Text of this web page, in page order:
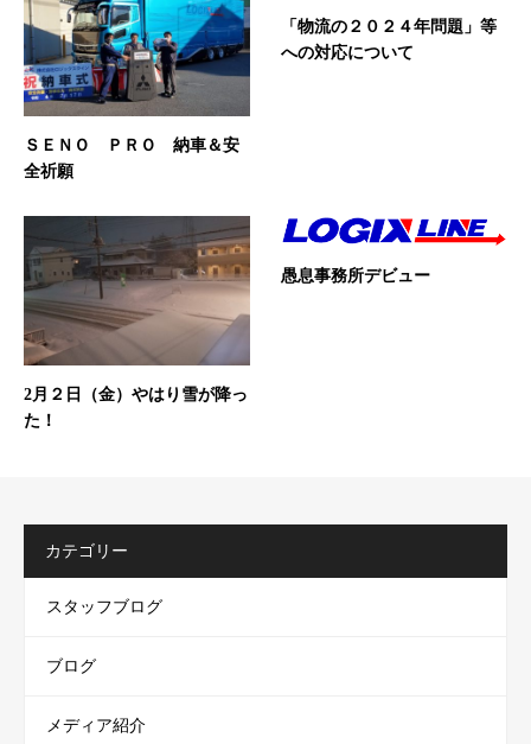
ＳＥＮＯ ＰＲＯ 納車＆安
全祈願
「物流の２０２４年問題」等
への対応について
2月２日（金）やはり雪が降っ
た！
愚息事務所デビュー
カテゴリー
スタッフブログ
ブログ
メディア紹介